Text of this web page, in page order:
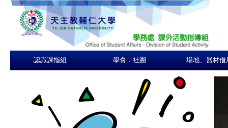
認識課指組 學會．社團 場地、器材借